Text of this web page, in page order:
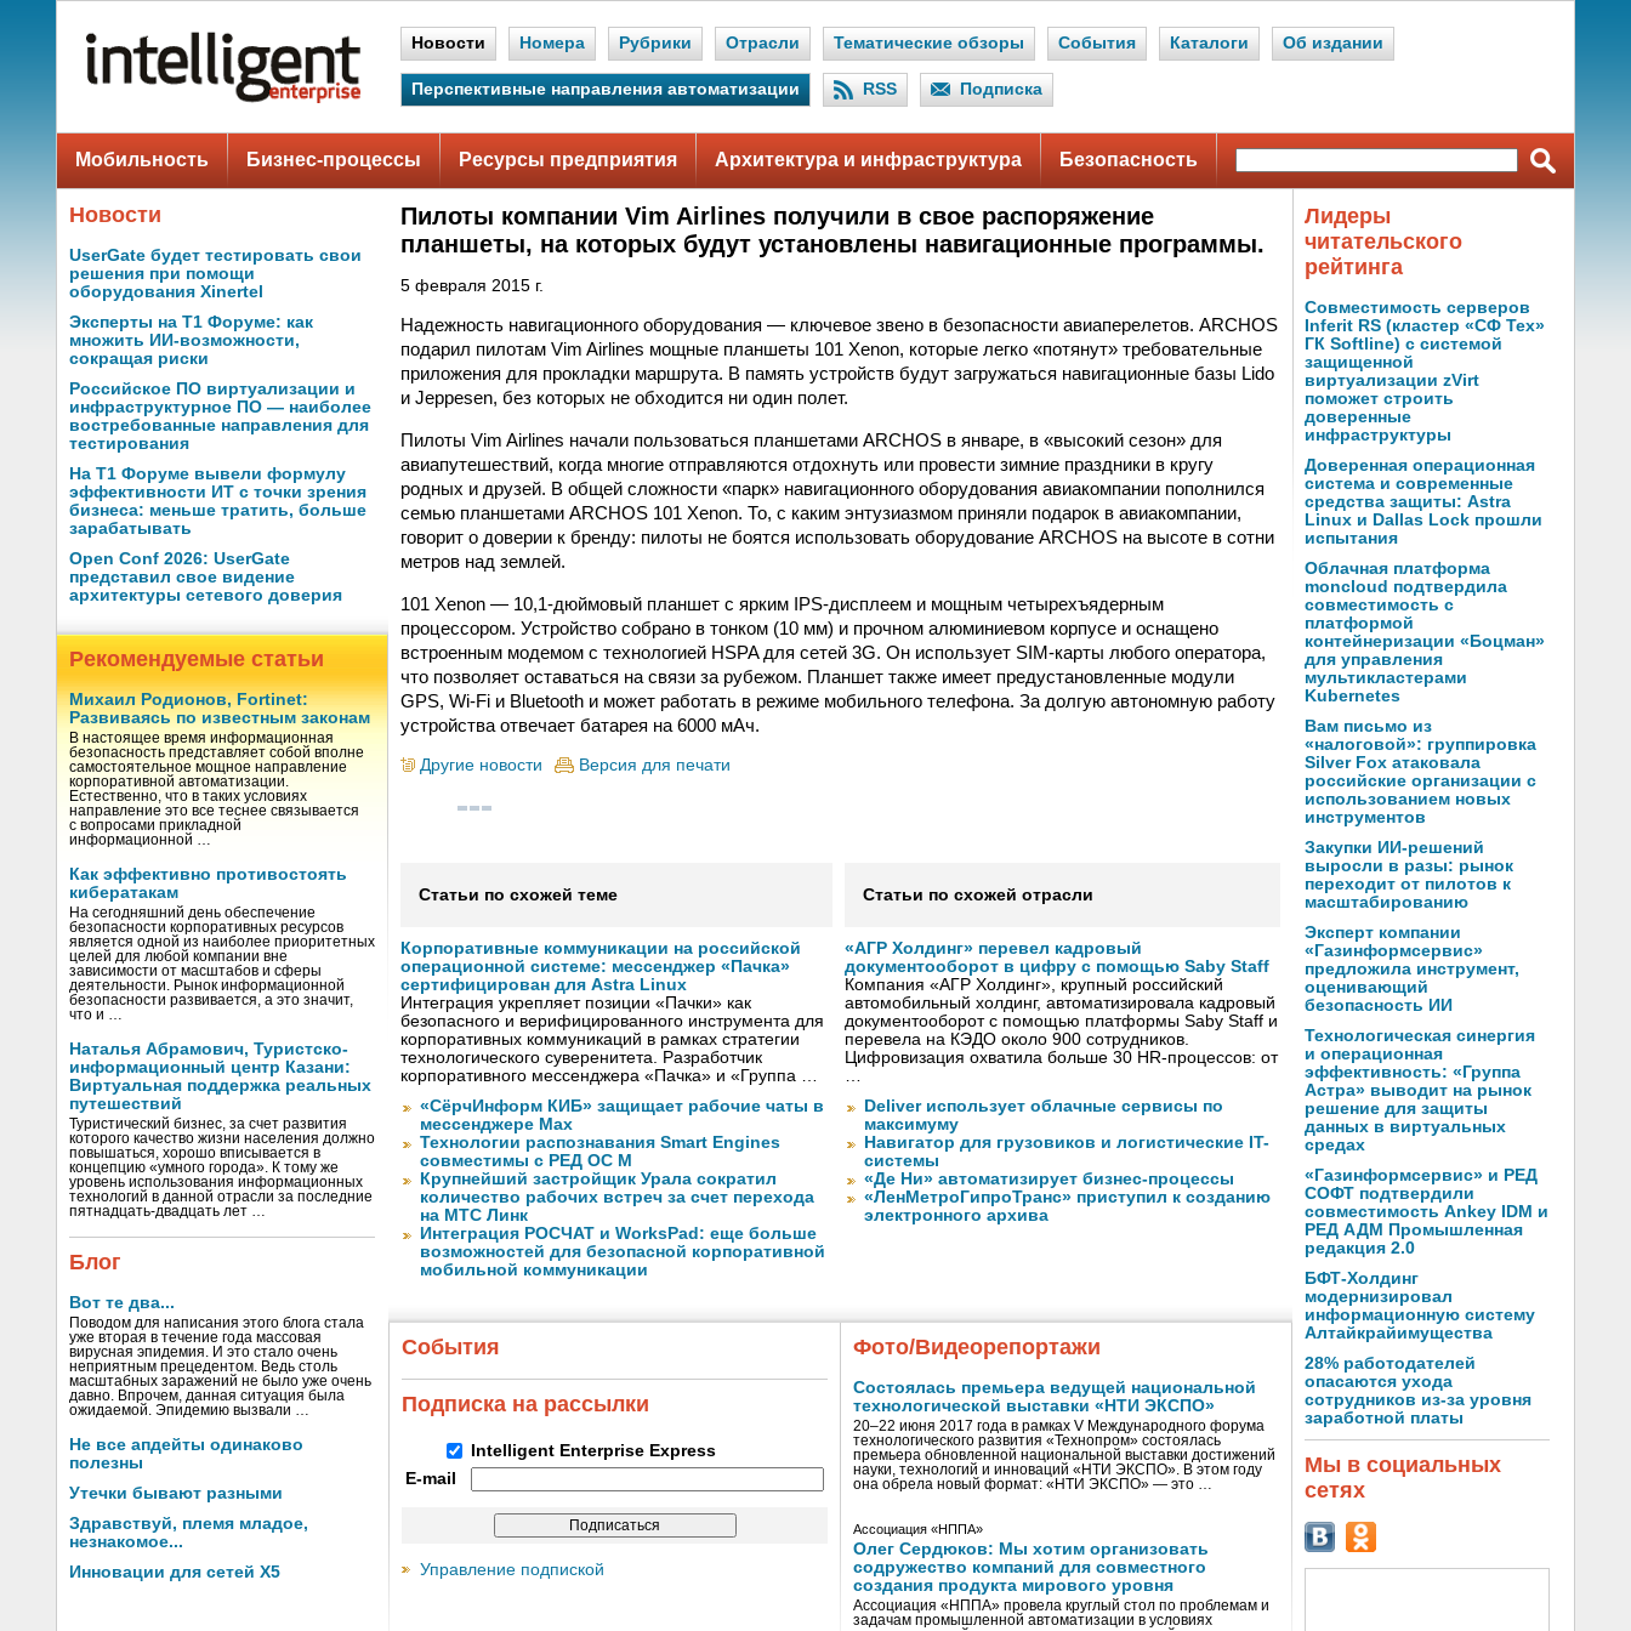
Новости Номера Рубрики Отрасли Тематические обзоры События Каталоги Об издании
Перспективные направления автоматизации RSS Подписка
Мобильность Бизнес-процессы Ресурсы предприятия Архитектура и инфраструктура Безопасность
Новости
UserGate будет тестировать свои
решения при помощи
оборудования Xinertel
Эксперты на Т1 Форуме: как
множить ИИ-возможности,
сокращая риски
Российское ПО виртуализации и
инфраструктурное ПО — наиболее
востребованные направления для
тестирования
На Т1 Форуме вывели формулу
эффективности ИТ с точки зрения
бизнеса: меньше тратить, больше
зарабатывать
Open Conf 2026: UserGate
представил свое видение
архитектуры сетевого доверия
Рекомендуемые статьи
Михаил Родионов, Fortinet:
Развиваясь по известным законам
В настоящее время информационная
безопасность представляет собой вполне
самостоятельное мощное направление
корпоративной автоматизации.
Естественно, что в таких условиях
направление это все теснее связывается
с вопросами прикладной
информационной …
Как эффективно противостоять
кибератакам
На сегодняшний день обеспечение
безопасности корпоративных ресурсов
является одной из наиболее приоритетных
целей для любой компании вне
зависимости от масштабов и сферы
деятельности. Рынок информационной
безопасности развивается, а это значит,
что и …
Наталья Абрамович, Туристско-
информационный центр Казани:
Виртуальная поддержка реальных
путешествий
Туристический бизнес, за счет развития
которого качество жизни населения должно
повышаться, хорошо вписывается в
концепцию «умного города». К тому же
уровень использования информационных
технологий в данной отрасли за последние
пятнадцать-двадцать лет …
Блог
Вот те два...
Поводом для написания этого блога стала
уже вторая в течение года массовая
вирусная эпидемия. И это стало очень
неприятным прецедентом. Ведь столь
масштабных заражений не было уже очень
давно. Впрочем, данная ситуация была
ожидаемой. Эпидемию вызвали …
Не все апдейты одинаково
полезны
Утечки бывают разными
Здравствуй, племя младое,
незнакомое...
Инновации для сетей X5
Пилоты компании Vim Airlines получили в свое распоряжение
планшеты, на которых будут установлены навигационные программы.
5 февраля 2015 г.
Надежность навигационного оборудования — ключевое звено в безопасности авиаперелетов. ARCHOS
подарил пилотам Vim Airlines мощные планшеты 101 Xenon, которые легко «потянут» требовательные
приложения для прокладки маршрута. В память устройств будут загружаться навигационные базы Lido
и Jeppesen, без которых не обходится ни один полет.
Пилоты Vim Airlines начали пользоваться планшетами ARCHOS в январе, в «высокий сезон» для
авиапутешествий, когда многие отправляются отдохнуть или провести зимние праздники в кругу
родных и друзей. В общей сложности «парк» навигационного оборудования авиакомпании пополнился
семью планшетами ARCHOS 101 Xenon. То, с каким энтузиазмом приняли подарок в авиакомпании,
говорит о доверии к бренду: пилоты не боятся использовать оборудование ARCHOS на высоте в сотни
метров над землей.
101 Xenon — 10,1-дюймовый планшет с ярким IPS-дисплеем и мощным четырехъядерным
процессором. Устройство собрано в тонком (10 мм) и прочном алюминиевом корпусе и оснащено
встроенным модемом с технологией HSPA для сетей 3G. Он использует SIM-карты любого оператора,
что позволяет оставаться на связи за рубежом. Планшет также имеет предустановленные модули
GPS, Wi-Fi и Bluetooth и может работать в режиме мобильного телефона. За долгую автономную работу
устройства отвечает батарея на 6000 мАч.
Другие новости Версия для печати
Статьи по схожей теме
Корпоративные коммуникации на российской
операционной системе: мессенджер «Пачка»
сертифицирован для Astra Linux
Интеграция укрепляет позиции «Пачки» как
безопасного и верифицированного инструмента для
корпоративных коммуникаций в рамках стратегии
технологического суверенитета. Разработчик
корпоративного мессенджера «Пачка» и «Группа …
«СёрчИнформ КИБ» защищает рабочие чаты в
мессенджере Max
Технологии распознавания Smart Engines
совместимы с РЕД ОС М
Крупнейший застройщик Урала сократил
количество рабочих встреч за счет перехода
на МТС Линк
Интеграция РОСЧАТ и WorksPad: еще больше
возможностей для безопасной корпоративной
мобильной коммуникации
Статьи по схожей отрасли
«АГР Холдинг» перевел кадровый
документооборот в цифру с помощью Saby Staff
Компания «АГР Холдинг», крупный российский
автомобильный холдинг, автоматизировала кадровый
документооборот с помощью платформы Saby Staff и
перевела на КЭДО около 900 сотрудников.
Цифровизация охватила больше 30 HR-процессов: от
…
Deliver использует облачные сервисы по
максимуму
Навигатор для грузовиков и логистические IT-
системы
«Де Ни» автоматизирует бизнес-процессы
«ЛенМетроГипроТранс» приступил к созданию
электронного архива
События
Подписка на рассылки
Intelligent Enterprise Express
E-mail
Управление подпиской
Фото/Видеорепортажи
Состоялась премьера ведущей национальной
технологической выставки «НТИ ЭКСПО»
20–22 июня 2017 года в рамках V Международного форума
технологического развития «Технопром» состоялась
премьера обновленной национальной выставки достижений
науки, технологий и инноваций «НТИ ЭКСПО». В этом году
она обрела новый формат: «НТИ ЭКСПО» — это …
Ассоциация «НППА»
Олег Сердюков: Мы хотим организовать
содружество компаний для совместного
создания продукта мирового уровня
Ассоциация «НППА» провела круглый стол по проблемам и
задачам промышленной автоматизации в условиях
Лидеры
читательского
рейтинга
Совместимость серверов
Inferit RS (кластер «СФ Тех»
ГК Softline) с системой
защищенной
виртуализации zVirt
поможет строить
доверенные
инфраструктуры
Доверенная операционная
система и современные
средства защиты: Astra
Linux и Dallas Lock прошли
испытания
Облачная платформа
moncloud подтвердила
совместимость с
платформой
контейнеризации «Боцман»
для управления
мультикластерами
Kubernetes
Вам письмо из
«налоговой»: группировка
Silver Fox атаковала
российские организации с
использованием новых
инструментов
Закупки ИИ-решений
выросли в разы: рынок
переходит от пилотов к
масштабированию
Эксперт компании
«Газинформсервис»
предложила инструмент,
оценивающий
безопасность ИИ
Технологическая синергия
и операционная
эффективность: «Группа
Астра» выводит на рынок
решение для защиты
данных в виртуальных
средах
«Газинформсервис» и РЕД
СОФТ подтвердили
совместимость Ankey IDM и
РЕД АДМ Промышленная
редакция 2.0
БФТ-Холдинг
модернизировал
информационную систему
Алтайкрайимущества
28% работодателей
опасаются ухода
сотрудников из-за уровня
заработной платы
Мы в социальных
сетях